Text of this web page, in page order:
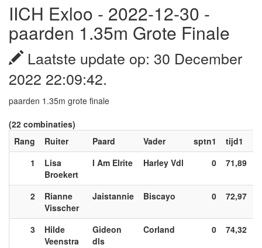
IICH Exloo - 2022-12-30 -
paarden 1.35m Grote Finale
Laatste update op: 30 December
2022 22:09:42.
paarden 1.35m grote finale
(22 combinaties)
Rang
Ruiter Paard Vader sptn1 tijd1
1
Lisa
Broekert
I Am Elrite Harley Vdl 0 71,89
2
Rianne
Visscher
Jaistannie Biscayo 0 72,97
3
Hilde
Veenstra
Gideon
dls
Corland 0 74,32